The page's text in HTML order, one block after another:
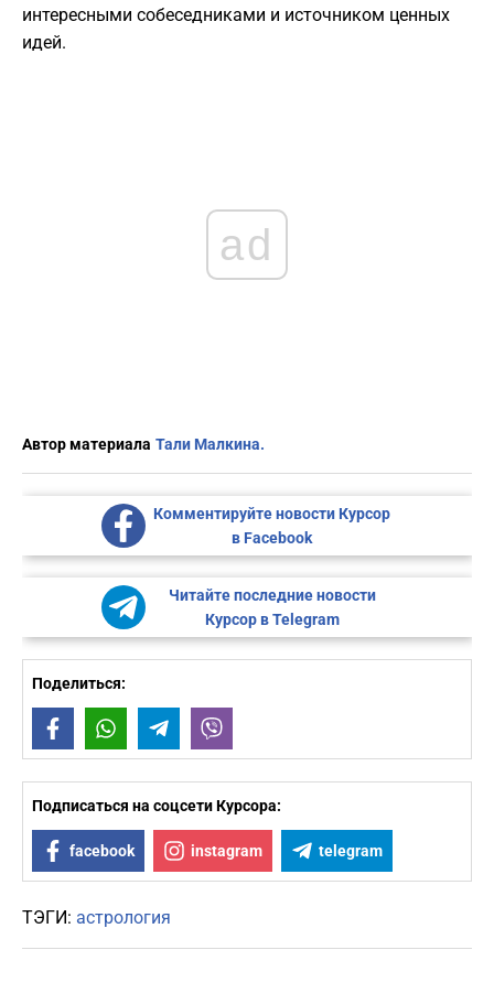
интересными собеседниками и источником ценных
идей.
ad
Автор материала Тали Малкина.
Комментируйте новости Курсор
в Facebook
Читайте последние новости
Курсор в Telegram
Поделиться:
FacebookWhatsAppTelegram
Подписаться на соцсети Курсора:
facebook instagram telegram
ТЭГИ: астрология